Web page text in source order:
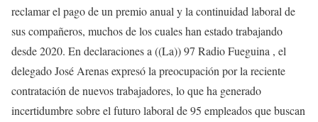
reclamar el pago de un premio anual y la continuidad laboral de
sus compañeros, muchos de los cuales han estado trabajando
desde 2020. En declaraciones a ((La)) 97 Radio Fueguina , el
delegado José Arenas expresó la preocupación por la reciente
contratación de nuevos trabajadores, lo que ha generado
incertidumbre sobre el futuro laboral de 95 empleados que buscan